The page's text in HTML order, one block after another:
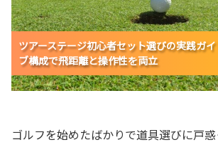
ツアーステージ初心者セット選びの実践ガ
ブ構成で飛距離と操作性を両立
ツアーステージ初心者セット選びの実践ガ
ブ構成で飛距離と操作性を両立
ツアーステージ初心者セット選びの実践ガ
ブ構成で飛距離と操作性を両立
ゴルフを始めたばかりで道具選びに戸惑